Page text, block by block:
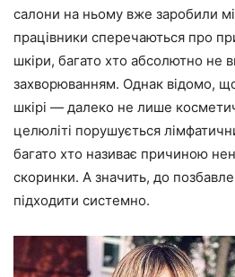
салони на ньому вже заробили
працівники сперечаються про
шкіри, багато хто абсолютно не
захворюванням. Однак відомо,
шкірі — далеко не лише
целюліті порушується
багато хто називає причиною
скоринки. А значить, до
підходити системно.